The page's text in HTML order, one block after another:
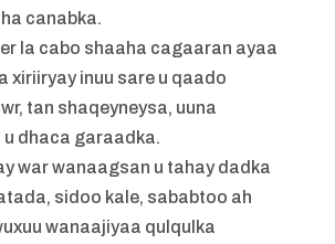
canabka.
la cabo shaaha cagaaran ayaa
xiriiryay inuu sare u qaado
tan shaqeyneysa, uuna
u dhaca garaadka.
war wanaagsan u tahay dadka
sidoo kale, sababtoo ah
wanaajiyaa qulqulka